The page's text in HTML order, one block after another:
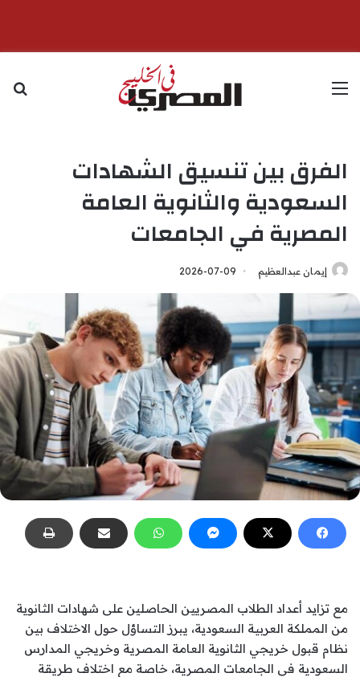
القائمة
الفرق بين تنسيق الشهادات
السعودية والثانوية العامة
المصرية في الجامعات
إيمان عبدالعظيم 2026-07-09
مع تزايد أعداد الطلاب المصريين الحاصلين على شهادات الثانوية
من المملكة العربية السعودية، يبرز التساؤل حول الاختلاف بين
نظام قبول خريجي الثانوية العامة المصرية وخريجي المدارس
السعودية في الجامعات المصرية، خاصة مع اختلاف طريقة